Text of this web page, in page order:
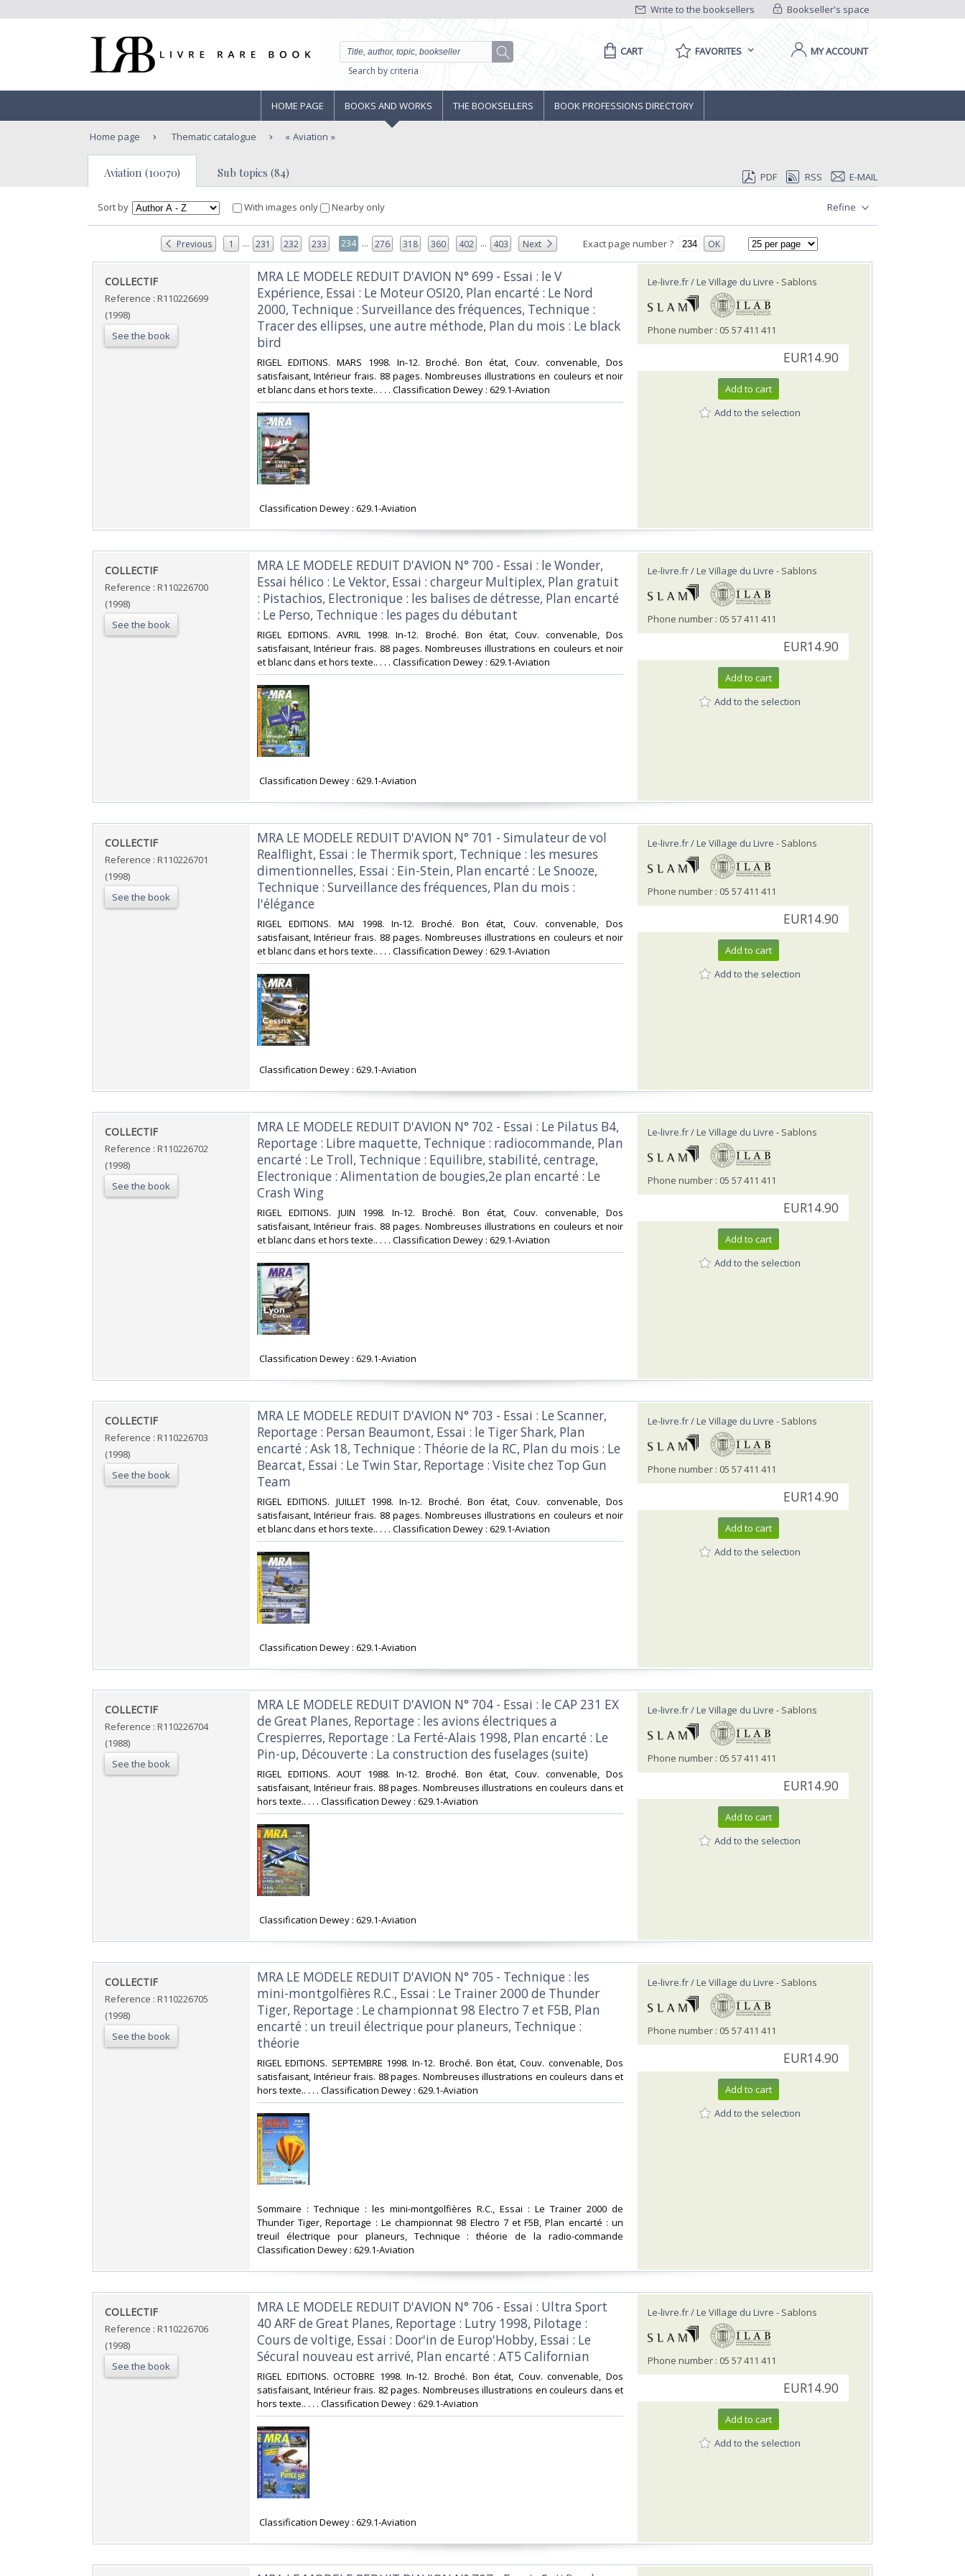
Bookseller's space
Write to the booksellers
Search by criteria
CART FAVORITES MY ACCOUNT
HOME PAGE BOOKS AND WORKS THE BOOKSELLERS BOOK PROFESSIONS DIRECTORY
Home page Thematic catalogue Aviation
Aviation (10070) Sub topics (84) PDF RSS E-MAIL
Sort by With images only Nearby only Refine
Previous 1 ... 231 232 233 234 ... 276 318 360 402 ... 403 Next Exact page number ? OK
‎COLLECTIF‎
Reference : R110226699
(1998)
See the book
‎MRA LE MODELE REDUIT D'AVION N° 699 - Essai : le V
Expérience, Essai : Le Moteur OSI20, Plan encarté : Le Nord
2000, Technique : Surveillance des fréquences, Technique :
Tracer des ellipses, une autre méthode, Plan du mois : Le black
bird‎
‎RIGEL EDITIONS. MARS 1998. In-12. Broché. Bon état, Couv. convenable, Dos
satisfaisant, Intérieur frais. 88 pages. Nombreuses illustrations en couleurs et noir
et blanc dans et hors texte.. . . . Classification Dewey : 629.1-Aviation‎
‎ Classification Dewey : 629.1-Aviation‎
Le-livre.fr / Le Village du Livre - Sablons
Phone number : 05 57 411 411
EUR14.90
Add to cart
Add to the selection
‎COLLECTIF‎
Reference : R110226700
(1998)
See the book
‎MRA LE MODELE REDUIT D'AVION N° 700 - Essai : le Wonder,
Essai hélico : Le Vektor, Essai : chargeur Multiplex, Plan gratuit
: Pistachios, Electronique : les balises de détresse, Plan encarté
: Le Perso, Technique : les pages du débutant‎
‎RIGEL EDITIONS. AVRIL 1998. In-12. Broché. Bon état, Couv. convenable, Dos
satisfaisant, Intérieur frais. 88 pages. Nombreuses illustrations en couleurs et noir
et blanc dans et hors texte.. . . . Classification Dewey : 629.1-Aviation‎
‎ Classification Dewey : 629.1-Aviation‎
Le-livre.fr / Le Village du Livre - Sablons
Phone number : 05 57 411 411
EUR14.90
Add to cart
Add to the selection
‎COLLECTIF‎
Reference : R110226701
(1998)
See the book
‎MRA LE MODELE REDUIT D'AVION N° 701 - Simulateur de vol
Realflight, Essai : le Thermik sport, Technique : les mesures
dimentionnelles, Essai : Ein-Stein, Plan encarté : Le Snooze,
Technique : Surveillance des fréquences, Plan du mois :
l'élégance‎
‎RIGEL EDITIONS. MAI 1998. In-12. Broché. Bon état, Couv. convenable, Dos
satisfaisant, Intérieur frais. 88 pages. Nombreuses illustrations en couleurs et noir
et blanc dans et hors texte.. . . . Classification Dewey : 629.1-Aviation‎
‎ Classification Dewey : 629.1-Aviation‎
Le-livre.fr / Le Village du Livre - Sablons
Phone number : 05 57 411 411
EUR14.90
Add to cart
Add to the selection
‎COLLECTIF‎
Reference : R110226702
(1998)
See the book
‎MRA LE MODELE REDUIT D'AVION N° 702 - Essai : Le Pilatus B4,
Reportage : Libre maquette, Technique : radiocommande, Plan
encarté : Le Troll, Technique : Equilibre, stabilité, centrage,
Electronique : Alimentation de bougies,2e plan encarté : Le
Crash Wing‎
‎RIGEL EDITIONS. JUIN 1998. In-12. Broché. Bon état, Couv. convenable, Dos
satisfaisant, Intérieur frais. 88 pages. Nombreuses illustrations en couleurs et noir
et blanc dans et hors texte.. . . . Classification Dewey : 629.1-Aviation‎
‎ Classification Dewey : 629.1-Aviation‎
Le-livre.fr / Le Village du Livre - Sablons
Phone number : 05 57 411 411
EUR14.90
Add to cart
Add to the selection
‎COLLECTIF‎
Reference : R110226703
(1998)
See the book
‎MRA LE MODELE REDUIT D'AVION N° 703 - Essai : Le Scanner,
Reportage : Persan Beaumont, Essai : le Tiger Shark, Plan
encarté : Ask 18, Technique : Théorie de la RC, Plan du mois : Le
Bearcat, Essai : Le Twin Star, Reportage : Visite chez Top Gun
Team‎
‎RIGEL EDITIONS. JUILLET 1998. In-12. Broché. Bon état, Couv. convenable, Dos
satisfaisant, Intérieur frais. 88 pages. Nombreuses illustrations en couleurs et noir
et blanc dans et hors texte.. . . . Classification Dewey : 629.1-Aviation‎
‎ Classification Dewey : 629.1-Aviation‎
Le-livre.fr / Le Village du Livre - Sablons
Phone number : 05 57 411 411
EUR14.90
Add to cart
Add to the selection
‎COLLECTIF‎
Reference : R110226704
(1988)
See the book
‎MRA LE MODELE REDUIT D'AVION N° 704 - Essai : le CAP 231 EX
de Great Planes, Reportage : les avions électriques a
Crespierres, Reportage : La Ferté-Alais 1998, Plan encarté : Le
Pin-up, Découverte : La construction des fuselages (suite)‎
‎RIGEL EDITIONS. AOUT 1988. In-12. Broché. Bon état, Couv. convenable, Dos
satisfaisant, Intérieur frais. 88 pages. Nombreuses illustrations en couleurs dans et
hors texte.. . . . Classification Dewey : 629.1-Aviation‎
‎ Classification Dewey : 629.1-Aviation‎
Le-livre.fr / Le Village du Livre - Sablons
Phone number : 05 57 411 411
EUR14.90
Add to cart
Add to the selection
‎COLLECTIF‎
Reference : R110226705
(1998)
See the book
‎MRA LE MODELE REDUIT D'AVION N° 705 - Technique : les
mini-montgolfières R.C., Essai : Le Trainer 2000 de Thunder
Tiger, Reportage : Le championnat 98 Electro 7 et F5B, Plan
encarté : un treuil électrique pour planeurs, Technique :
théorie‎
‎RIGEL EDITIONS. SEPTEMBRE 1998. In-12. Broché. Bon état, Couv. convenable, Dos
satisfaisant, Intérieur frais. 88 pages. Nombreuses illustrations en couleurs dans et
hors texte.. . . . Classification Dewey : 629.1-Aviation‎
‎Sommaire : Technique : les mini-montgolfières R.C., Essai : Le Trainer 2000 de
Thunder Tiger, Reportage : Le championnat 98 Electro 7 et F5B, Plan encarté : un
treuil électrique pour planeurs, Technique : théorie de la radio-commande
Classification Dewey : 629.1-Aviation‎
Le-livre.fr / Le Village du Livre - Sablons
Phone number : 05 57 411 411
EUR14.90
Add to cart
Add to the selection
‎COLLECTIF‎
Reference : R110226706
(1998)
See the book
‎MRA LE MODELE REDUIT D'AVION N° 706 - Essai : Ultra Sport
40 ARF de Great Planes, Reportage : Lutry 1998, Pilotage :
Cours de voltige, Essai : Door'in de Europ'Hobby, Essai : Le
Sécural nouveau est arrivé, Plan encarté : AT5 Californian‎
‎RIGEL EDITIONS. OCTOBRE 1998. In-12. Broché. Bon état, Couv. convenable, Dos
satisfaisant, Intérieur frais. 82 pages. Nombreuses illustrations en couleurs dans et
hors texte.. . . . Classification Dewey : 629.1-Aviation‎
‎ Classification Dewey : 629.1-Aviation‎
Le-livre.fr / Le Village du Livre - Sablons
Phone number : 05 57 411 411
EUR14.90
Add to cart
Add to the selection